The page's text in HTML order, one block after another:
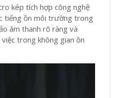
kép tích hợp công nghệ
tiếng ồn môi trường trong
âm thanh rõ ràng và
trong không gian ồn